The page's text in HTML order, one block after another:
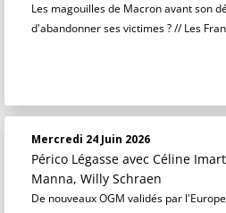
Les magouilles de Macron avant son
d'abandonner ses victimes ? // Les
Mercredi 24 Juin 2026
Périco Légasse avec Céline
Manna, Willy Schraen
De nouveaux OGM validés par